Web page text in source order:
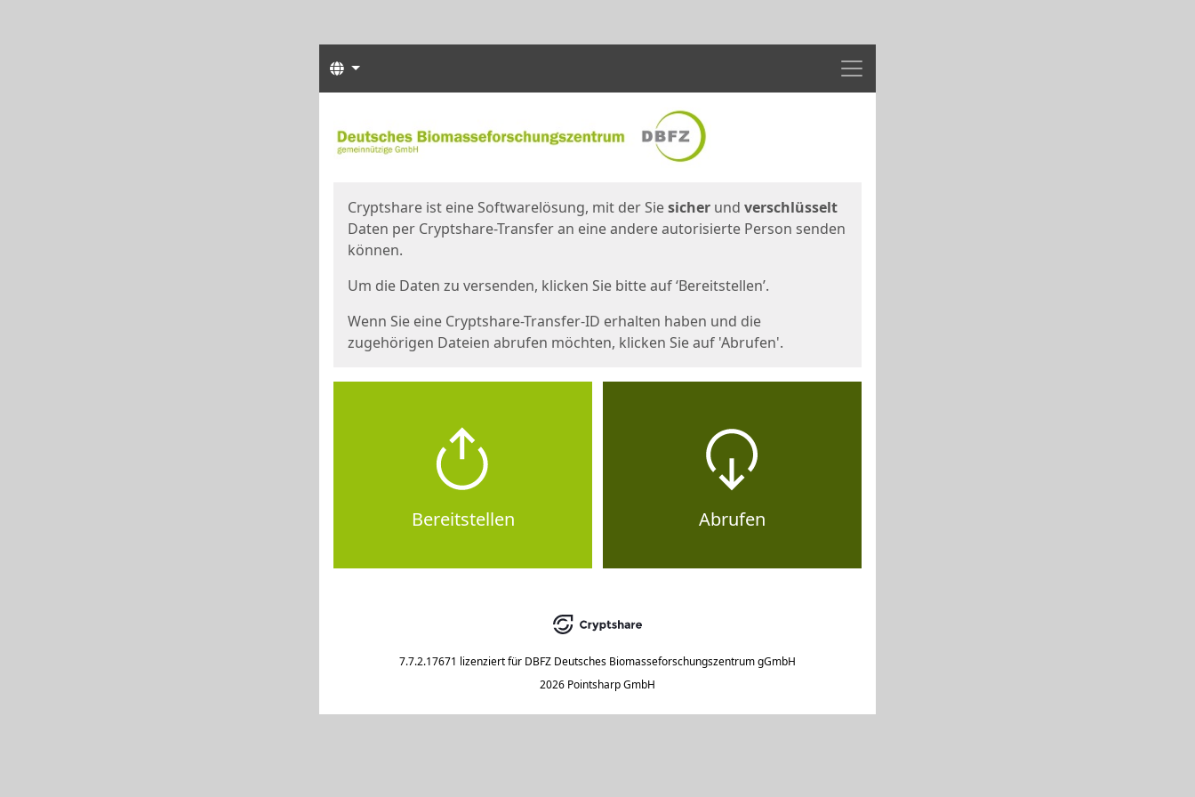
Menü
Sprachen
Cryptshare ist eine Softwarelösung, mit der Siesicher und verschlüsselt
Daten per Cryptshare-Transfer an eine andere autorisierte Person senden
können.
Um die Daten zu versenden, klicken Sie bitte auf ‘Bereitstellen’.
Wenn Sie eine Cryptshare-Transfer-ID erhalten haben und die
zugehörigen Dateien abrufen möchten, klicken Sie auf 'Abrufen'.
Bereitstellen Abrufen
7.7.2.17671 lizenziert für DBFZ Deutsches Biomasseforschungszentrum gGmbH
2026 Pointsharp GmbH